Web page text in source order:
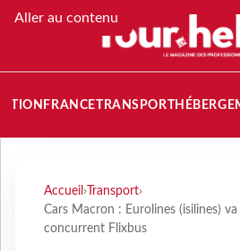
Aller au contenu
FRANCETRANSPORT
Accueil › Transport›
Cars Macron : Eurolines (isilines)
concurrent Flixbus